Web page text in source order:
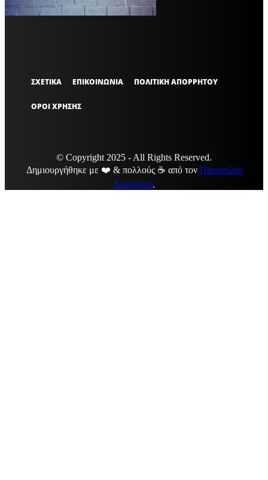
OFFICIAL
ΣΧΕΤΙΚΑ ΕΠΙΚΟΙΝΩΝΙΑ ΠΟΛΙΤΙΚΗ ΑΠΟΡΡΗΤΟΥ
ΟΡΟΙ ΧΡΗΣΗΣ
© Copyright 2025 - All Rights Reserved.
Δημιουργήθηκε με ❤️ & πολλούς ☕ από τον Παναγιώτη
Σακαλάκη.